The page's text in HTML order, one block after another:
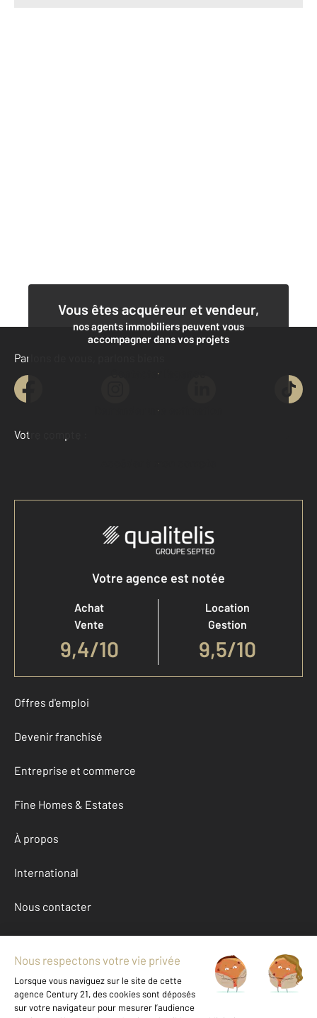
Vous êtes acquéreur et vendeur,
nos agents immobiliers peuvent vous
accompagner dans vos projets
Contacter l'agence
Demander une estimation
Parlons de vous, parlons biens
Votre compte :
Accéder à mon compte
Votre agence est notée
Achat
Vente
9,4/10
Location
Gestion
9,5/10
Offres d'emploi
Devenir franchisé
Entreprise et commerce
Fine Homes & Estates
À propos
International
Nous contacter
Mentions légales & CGU et Barèmes d'honoraires
Données personnelles
Gestionnaire des cookies